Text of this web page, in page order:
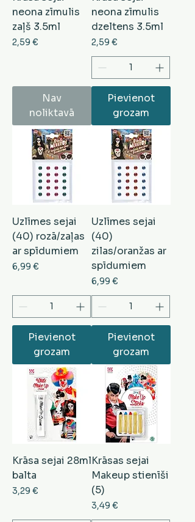
neona zīmulis
zaļš 3.5ml
Cena
2,59 €
Nav
noliktavā
neona zīmulis
dzeltens 3.5ml
Cena
2,59 €
Pievienot
grozam
Uzlīmes sejai
(40) rozā/zaļas
ar spīdumiem
Cena
6,99 €
Pievienot
grozam
Uzlīmes sejai
(40)
zilas/oranžas ar
spīdumiem
Cena
6,99 €
Pievienot
grozam
Krāsa sejai 28ml
balta
Cena
3,29 €
Krāsas sejai
Makeup stienīši
(5)
Cena
3,49 €